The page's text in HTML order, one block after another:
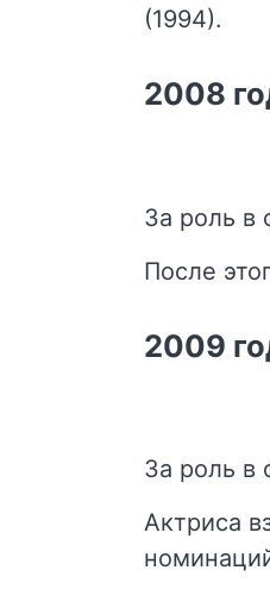
(1994).
2008
За роль в
После
2009
За роль в
Актриса